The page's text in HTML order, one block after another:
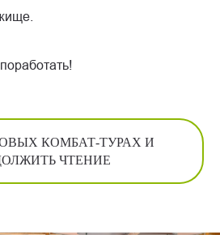
КОМБАТ-ТУРАХ И
ЧТЕНИЕ